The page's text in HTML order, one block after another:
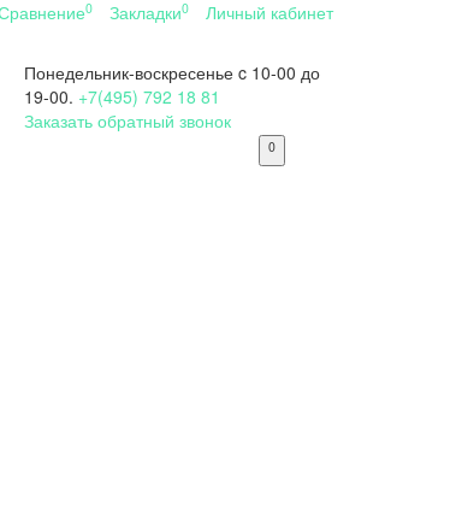
0 Закладки0 Личный кабинет
Понедельник-воскресенье c 10-00 до
19-00. +7(495) 792 18 81
Заказать обратный звонок
0